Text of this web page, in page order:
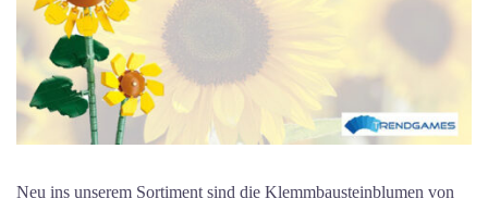
Neu ins unserem Sortiment sind die Klemmbausteinblumen von